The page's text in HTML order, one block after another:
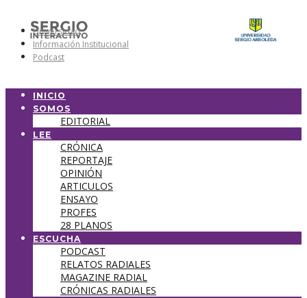
Universidad
Información Institucional
Podcast
INICIO
SOMOS
EDITORIAL
LEE
CRÓNICA
REPORTAJE
OPINIÓN
ARTICULOS
ENSAYO
PROFES
28 PLANOS
ESCUCHA
PODCAST
RELATOS RADIALES
MAGAZINE RADIAL
CRÓNICAS RADIALES